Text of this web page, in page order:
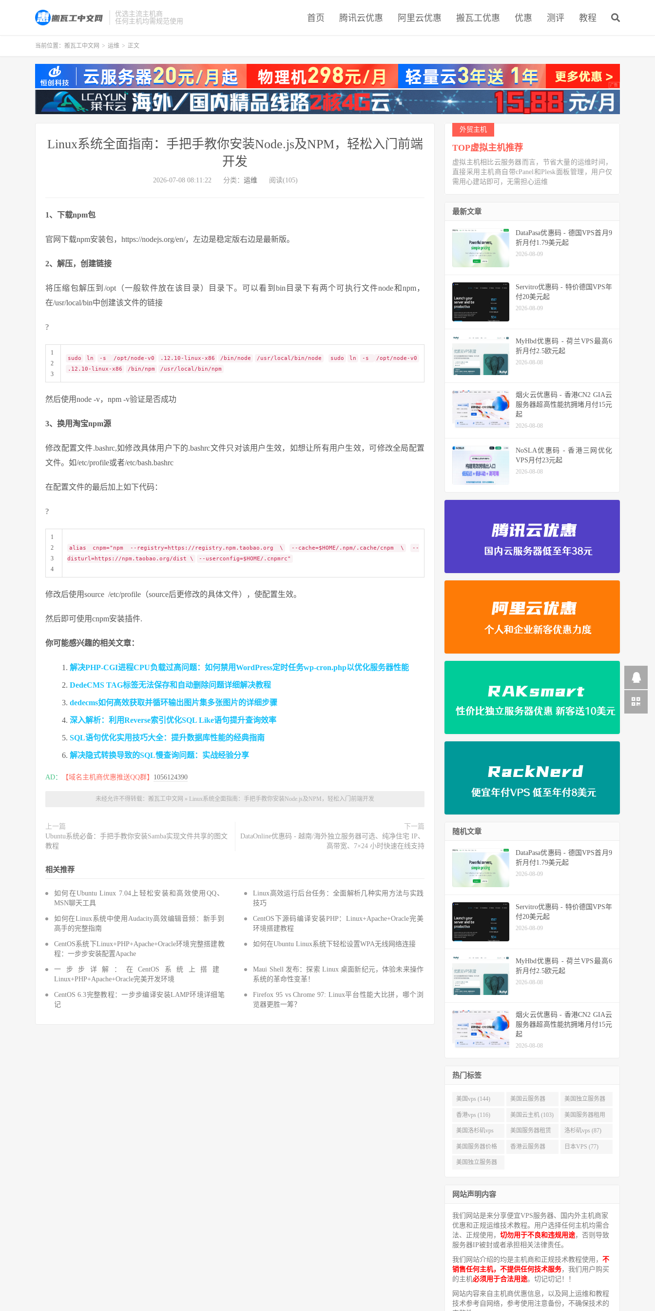
优选主流主机商
任何主机均需规范使用
首页 腾讯云优惠 阿里云优惠 搬瓦工优惠 优惠 测评 教程
当前位置： 搬瓦工中文网 > 运维 > 正文
Linux系统全面指南：手把手教你安装Node.js及NPM，轻松入门前端
开发
2026-07-08 08:11:22 分类： 运维 阅读(105)
1、下载npm包
官网下载npm安装包，https://nodejs.org/en/，左边是稳定版右边是最新版。
2、解压，创建链接
将压缩包解压到/opt（一般软件放在该目录）目录下。可以看到bin目录下有两个可执行文件node和npm，
在/usr/local/bin中创建该文件的链接
?
1
2
3
sudo ln -s /opt/node-v0 .12.10-linux-x86 /bin/node /usr/local/bin/node sudo ln -s
/opt/node-v0
.12.10-linux-x86
/bin/npm /usr/local/bin/npm
然后使用node -v，npm -v验证是否成功
3、换用淘宝npm源
修改配置文件.bashrc,如修改具体用户下的.bashrc文件只对该用户生效，如想让所有用户生效，可修改全局配置
文件。如/etc/profile或者/etc/bash.bashrc
在配置文件的最后加上如下代码：
?
1
2
3
4
alias cnpm="npm --registry=https://registry.npm.taobao.org \ --cache=$HOME/.npm/.cache/cnpm \
--
disturl=https://npm.taobao.org/dist \
--userconfig=$HOME/.cnpmrc"
修改后使用source /etc/profile（source后更修改的具体文件），使配置生效。
然后即可使用cnpm安装插件.
你可能感兴趣的相关文章：
解决PHP-CGI进程CPU负载过高问题：如何禁用WordPress定时任务wp-cron.php以优化服务器性能
DedeCMS TAG标签无法保存和自动删除问题详细解决教程
dedecms如何高效获取并循环输出图片集多张图片的详细步骤
深入解析：利用Reverse索引优化SQL Like语句提升查询效率
SQL语句优化实用技巧大全：提升数据库性能的经典指南
解决隐式转换导致的SQL慢查询问题：实战经验分享
AD： 【域名主机商优惠推送QQ群】 1056124390
未经允许不得转载： 搬瓦工中文网 » Linux系统全面指南：手把手教你安装Node.js及NPM，轻松入门前端开发
上一篇
Ubuntu系统必备：手把手教你安装Samba实现文件共享的图文
教程
下一篇
DataOnline优惠码 - 越南/海外独立服务器可选、纯净住宅 IP、
高带宽、7×24 小时快速在线支持
相关推荐
如何在Ubuntu Linux 7.04上轻松安装和高效使用QQ、
MSN聊天工具
Linux高效运行后台任务：全面解析几种实用方法与实践
技巧
如何在Linux系统中使用Audacity高效编辑音频：新手到
高手的完整指南
CentOS下源码编译安装PHP：Linux+Apache+Oracle完美
环境搭建教程
CentOS系统下Linux+PHP+Apache+Oracle环境完整搭建教
程：一步步安装配置Apache
如何在Ubuntu Linux系统下轻松设置WPA无线网络连接
一步步详解：在CentOS系统上搭建
Linux+PHP+Apache+Oracle完美开发环境
Maui Shell 发布：探索 Linux 桌面新纪元，体验未来操作
系统的革命性变革！
CentOS 6.3完整教程：一步步编译安装LAMP环境详细笔
记
Firefox 95 vs Chrome 97: Linux平台性能大比拼，哪个浏
览器更胜一筹？
外贸主机
TOP虚拟主机推荐
虚拟主机相比云服务器而言，节省大量的运维时间，
直接采用主机商自带cPanel和Plesk面板管理，用户仅
需用心建站即可，无需担心运维
最新文章
DataPasa优惠码 - 德国VPS首月9
折月付1.79美元起
2026-08-09
Servitro优惠码 - 特价德国VPS年
付20美元起
2026-08-09
MyHbd优惠码 - 荷兰VPS最高6
折月付2.5欧元起
2026-08-08
烟火云优惠码 - 香港CN2 GIA云
服务器超高性能抗拥堵月付15元
起
2026-08-08
NoSLA优惠码 - 香港三网优化
VPS月付23元起
2026-08-08
随机文章
DataPasa优惠码 - 德国VPS首月9
折月付1.79美元起
2026-08-09
Servitro优惠码 - 特价德国VPS年
付20美元起
2026-08-09
MyHbd优惠码 - 荷兰VPS最高6
折月付2.5欧元起
2026-08-08
烟火云优惠码 - 香港CN2 GIA云
服务器超高性能抗拥堵月付15元
起
2026-08-08
热门标签
美国vps (144) 美国云服务器
(143)
美国独立服务器
(118)
香港vps (116) 美国云主机 (103) 美国服务器租用
(99)
美国洛杉矶vps
(94)
美国服务器租赁
(91)
洛杉矶vps (87)
美国服务器价格
(82)
香港云服务器 日本VPS (77)
美国独立服务器
网站声明内容
我们网站是来分享便宜VPS服务器、国内外主机商家
优惠和正规运维技术教程。用户选择任何主机均需合
法、正规使用， 切勿用于不良和违规用途，否则导致
服务器IP被封或者承担相关法律责任。
我们网站介绍的均是主机商和正规技术教程使用， 不
销售任何主机，不提供任何技术服务，我们用户购买
的主机必须用于合法用途。切记切记！！
网站内容来自主机商优惠信息，以及网上运维和教程
技术参考自网络，参考使用注意备份，不确保技术的